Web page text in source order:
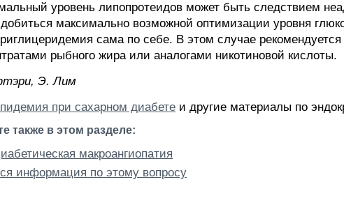
уровень липопротеидов может быть следствием
максимально возможной оптимизации уровня
сама по себе. В этом случае
рыбного жира или аналогами никотиновой кислоты.
Э. Лим
при сахарном диабете и другие материалы по
также в этом разделе:
макроангиопатия
информация по этому вопросу